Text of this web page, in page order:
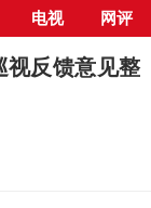
电视 网评
视反馈意见整